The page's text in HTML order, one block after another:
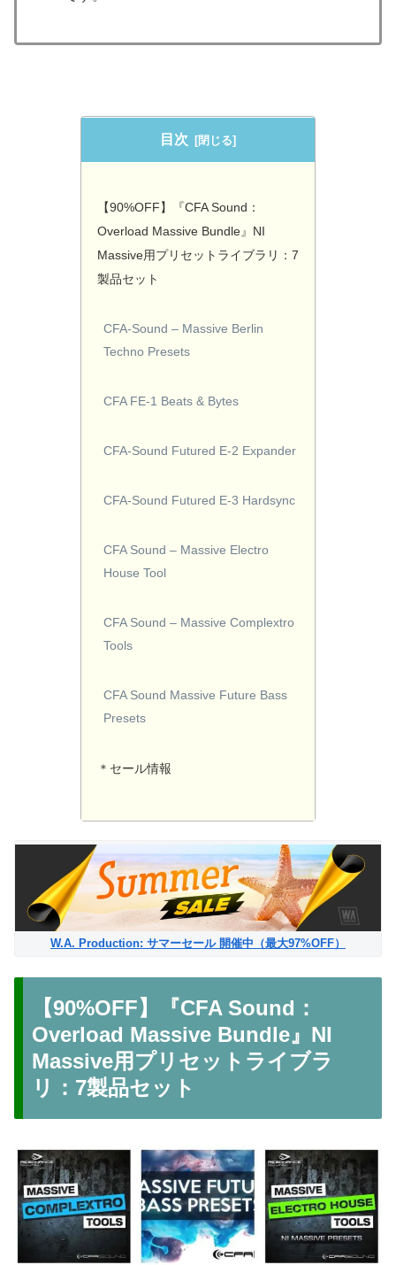
目次
【90%OFF】『CFA Sound：
Overload Massive Bundle』NI
Massive用プリセットライブラリ：7
製品セット
CFA-Sound – Massive Berlin
Techno Presets
CFA FE-1 Beats & Bytes
CFA-Sound Futured E-2 Expander
CFA-Sound Futured E-3 Hardsync
CFA Sound – Massive Electro
House Tool
CFA Sound – Massive Complextro
Tools
CFA Sound Massive Future Bass
Presets
＊セール情報
W.A. Production: サマーセール 開催中（最大97%OFF）
【90%OFF】『CFA Sound：
Overload Massive Bundle』NI
Massive用プリセットライブラ
リ：7製品セット